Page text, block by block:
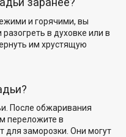
и горячими, вы
в духовке или в
им хрустящую
После обжаривания
переложите в
для заморозки. Они могут